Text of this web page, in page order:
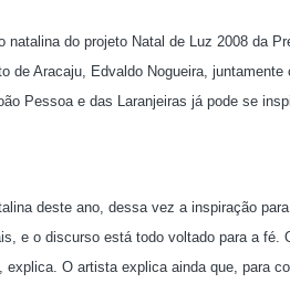
do projeto Natal de Luz 2008 da
Aracaju, Edvaldo Nogueira,
Pessoa e das Laranjeiras já pode se
deste ano, dessa vez a inspiração
e o discurso está todo voltado para a fé.
O artista explica ainda que, para